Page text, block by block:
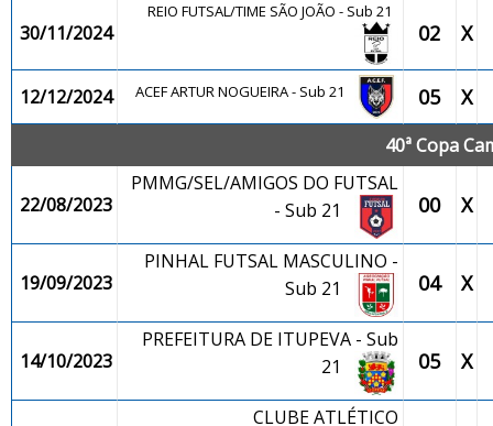
30/11/2024
REIO FUTSAL/TIME SÃO JOÃO - Sub 21
02 X
12/12/2024 ACEF ARTUR NOGUEIRA - Sub 21 05 X
40ª Copa
22/08/2023
PMMG/SEL/AMIGOS DO FUTSAL
- Sub 21
00 X
19/09/2023
PINHAL FUTSAL MASCULINO -
Sub 21
04 X
14/10/2023
PREFEITURA DE ITUPEVA - Sub
21
05 X
CLUBE ATLÉTICO